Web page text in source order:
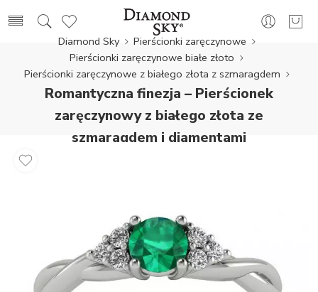
Diamond Sky
Pierścionki zaręczynowe
Pierścionki zaręczynowe białe złoto
Pierścionki zaręczynowe z białego złota z szmaragdem
Romantyczna finezja – Pierścionek
zaręczynowy z białego złota ze
szmaragdem i diamentami